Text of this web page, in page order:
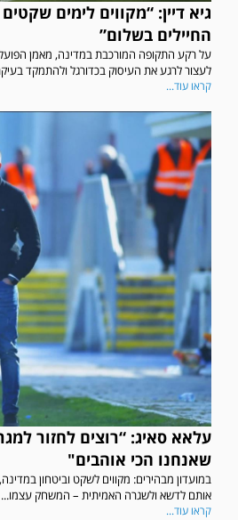
גיא דיין: “מקווים לימים
החיילים בשלום”
על רקע התקופה המורכבת במדינה, מאמן הפועל
לעצור לרגע את העיסוק בכדורגל ולהתמקד
קראו עוד...
עלאא סאיג: “רוצים לחזור
שאנחנו הכי אוהבים‏"
במועדון מבהירים: מקווים לשקט וביטחון
אותם לדשא ולשגרה האמיתית – המשחק עצמו...
קראו עוד...
במשחק אימון שהתקיים הבוקר יום ה' ניצחה קרית